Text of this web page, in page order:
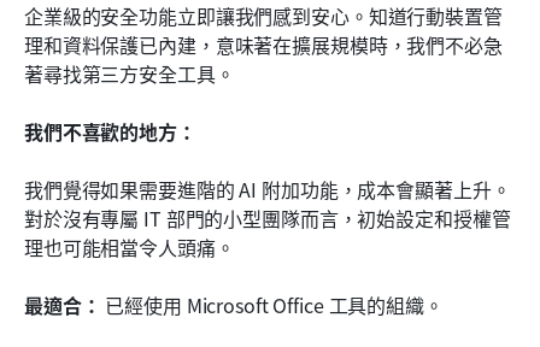
企業級的安全功能立即讓我們感到安心。知道行動裝置管
理和資料保護已內建，意味著在擴展規模時，我們不必急
著尋找第三方安全工具。
我們不喜歡的地方：
我們覺得如果需要進階的 AI 附加功能，成本會顯著上升。
對於沒有專屬 IT 部門的小型團隊而言，初始設定和授權管
理也可能相當令人頭痛。
最適合： 已經使用 Microsoft Office 工具的組織。